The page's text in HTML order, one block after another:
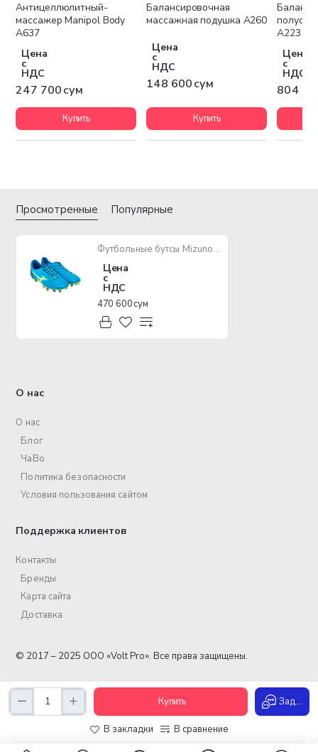
Купить Задать вопрос
В закладки В сравнение
Антицеллюлитный-
массажер Manipol Body
A637
Цена
с
НДС
247 700 сум
Купить
Балансировочная
массажная подушка A260
Цена
с
НДС
148 600 сум
Купить
A223
Цена
с
НДС
804
Просмотренные Популярные
Футбольные бутсы Mizuno B3
Цена
с
НДС
470 600 сум
О нас
О нас
Блог
ЧаВо
Политика безопасности
Условия пользования сайтом
Поддержка клиентов
Контакты
Бренды
Карта сайта
Доставка
© 2017 – 2025 ООО «Volt Pro». Все права защищены.